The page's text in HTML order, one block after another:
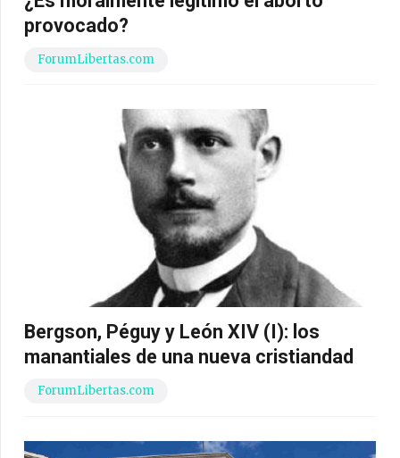
provocado?
ForumLibertas.com
Bergson, Péguy y León XIV (I): los
manantiales de una nueva cristiandad
ForumLibertas.com